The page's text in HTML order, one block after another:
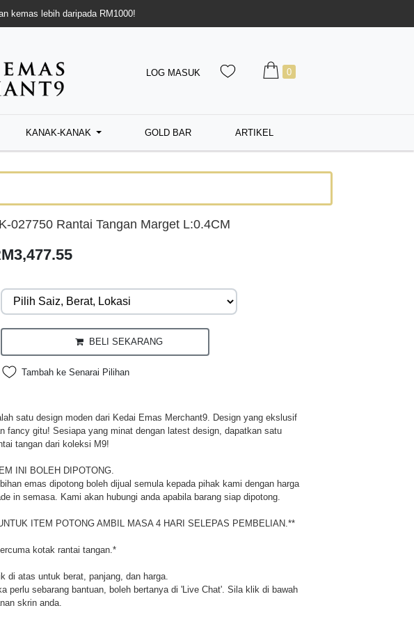
kemas lebih daripada RM1000!
LOG MASUK 0
KANAK-KANAK GOLD BAR ARTIKEL
027750 Rantai Tangan Marget L:0.4CM
BELI SEKARANG
Tambah ke Senarai Pilihan
satu design moden dari Kedai Emas Merchant9. Design yang ekslusif
fancy gitu! Sesiapa yang minat dengan latest design, dapatkan satu
tangan dari koleksi M9!
INI BOLEH DIPOTONG.
emas dipotong boleh dijual semula kepada pihak kami dengan harga
in semasa. Kami akan hubungi anda apabila barang siap dipotong.
ITEM POTONG AMBIL MASA 4 HARI SELEPAS PEMBELIAN.**
kotak rantai tangan.*
di atas untuk berat, panjang, dan harga.
perlu sebarang bantuan, boleh bertanya di 'Live Chat'. Sila klik di bawah
skrin anda.